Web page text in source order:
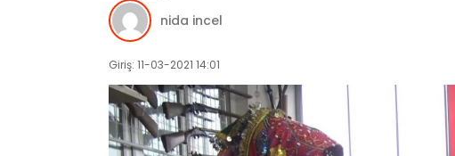
nida incel
Giriş: 11-03-2021 14:01